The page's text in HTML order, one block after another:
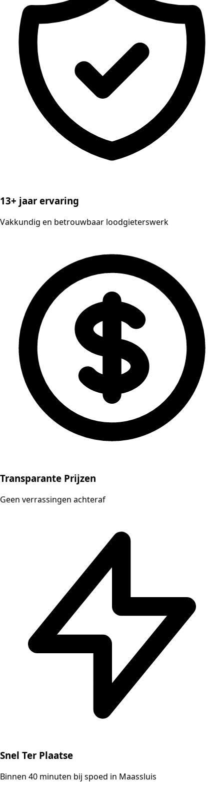
13+ jaar ervaring
Vakkundig en betrouwbaar loodgieterswerk
Transparante Prijzen
Geen verrassingen achteraf
Snel Ter Plaatse
Binnen 40 minuten bij spoed in Maassluis